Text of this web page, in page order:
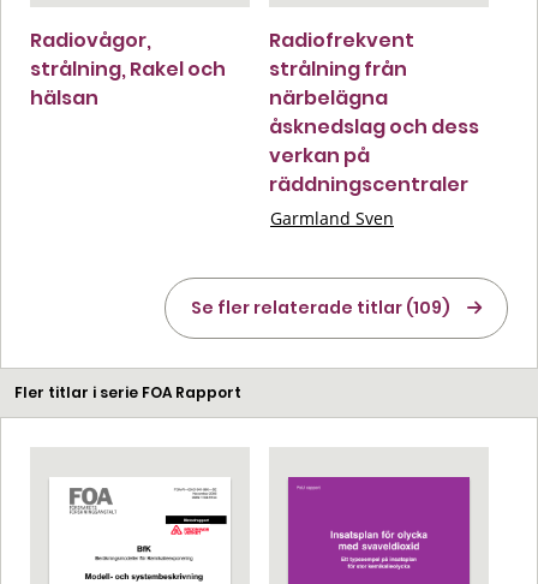
Radiovågor,
strålning, Rakel och
hälsan
Radiofrekvent
strålning från
närbelägna
åsknedslag och dess
verkan på
räddningscentraler
Garmland Sven
Se fler relaterade titlar (109)
Fler titlar i serie FOA Rapport